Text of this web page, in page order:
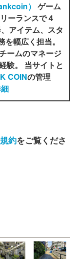
） ゲーム
ーランスで４
アイテム、スタ
幅広く担当。
ームのマネージ
験。 当サイトと
COINの管理
約をご覧くださ